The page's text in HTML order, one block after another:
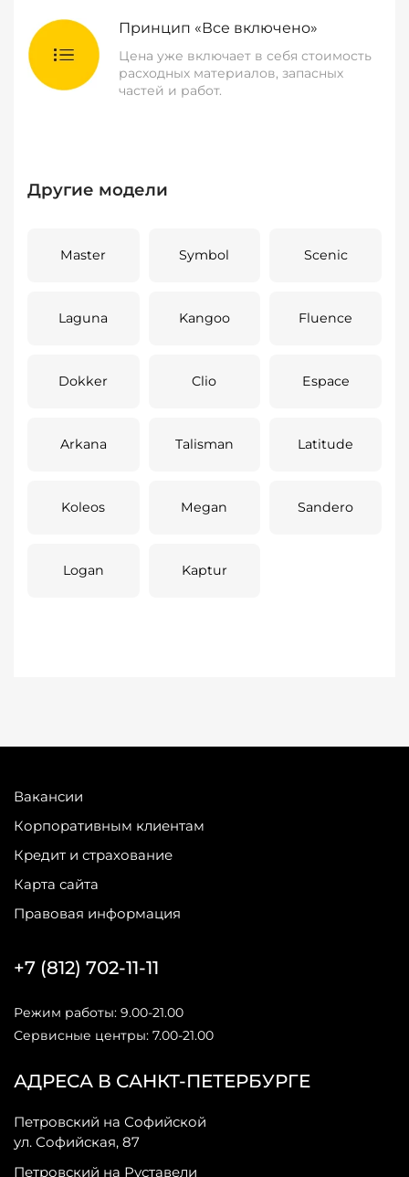
Принцип «Все включено»
Цена уже включает в себя стоимость
расходных материалов, запасных
частей и работ.
Другие модели
Master Symbol Scenic
Laguna Kangoo Fluence
Dokker Clio Espace
Arkana Talisman Latitude
Koleos Megan Sandero
Logan Kaptur
Вакансии
Корпоративным клиентам
Кредит и страхование
Карта сайта
Правовая информация
АДРЕСА В САНКТ-ПЕТЕРБУРГЕ
Петровский на Софийской
ул. Софийская, 87
Петровский на Руставели
+7 (812) 702-11-11
Режим работы: 9.00-21.00
Сервисные центры: 7.00-21.00